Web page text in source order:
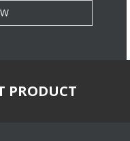
PRODUCT